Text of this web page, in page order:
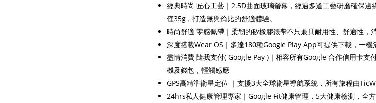
經典時尚 匠心工藝｜2.5D曲面玻璃螢幕，經過多道工藝研磨確保
僅35g，打造無與倫比的舒適體驗。
時尚舒適 零感佩帶｜柔韌的矽橡膠錶帶不只兼具耐用性、舒適性，
深度搭載Wear OS｜多達180種Google Play App可提供下載，一機
盡情消費 隨我支付( Google Pay )｜相容所有Google 合作信用卡支
機及錢包，輕觸感應
GPS高精準衛星定位 ｜支援3大全球衛星導航系統，所有旅程由
24hrs私人健康管理專家｜Google Fit健康管理，5大健康檢測，全方